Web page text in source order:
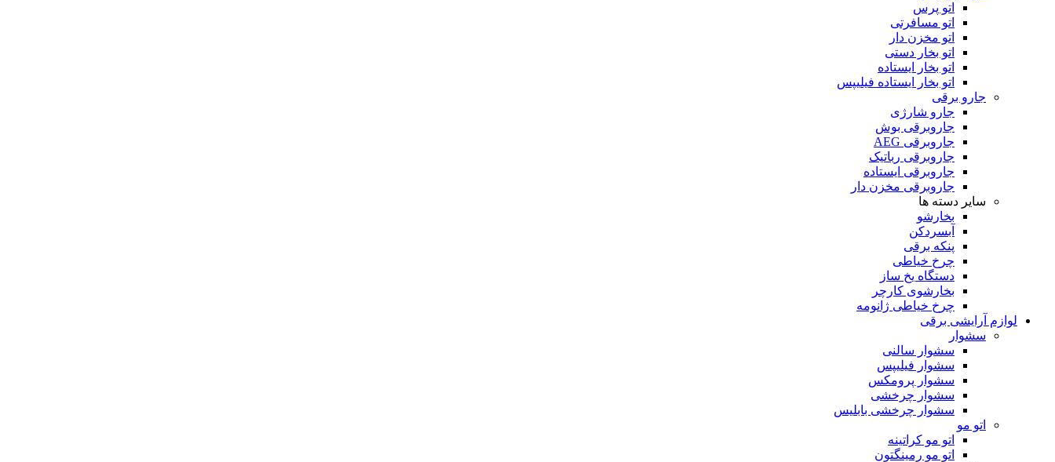
اتو پرس
اتو مسافرتی
اتو مخزن دار
اتو بخار دستی
اتو بخار ایستاده
اتو بخار ایستاده فیلیپس
جارو برقی
جارو شارژی
جاروبرقی بوش
جاروبرقی AEG
جاروبرقی رباتیک
جاروبرقی ایستاده
جاروبرقی مخزن دار
سایر دسته ها
بخارشو
آبسردکن
پنکه برقی
چرخ خیاطی
دستگاه یخ ساز
بخارشوی کارچر
چرخ خیاطی ژانومه
لوازم آرایشی برقی
سشوار
سشوار سالنی
سشوار فیلیپس
سشوار پرومکس
سشوار چرخشی
سشوار چرخشی بابلیس
اتو مو
اتو مو کراتینه
اتو مو رمینگتون